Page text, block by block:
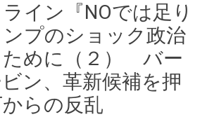
イン『NOでは足り
プのショック政治
ために（２） バー
ン、革新候補を押
らの反乱